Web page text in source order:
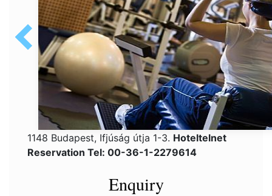
1148 Budapest, Ifjúság útja 1-3. Hoteltelnet
Reservation Tel: 00-36-1-2279614
Enquiry